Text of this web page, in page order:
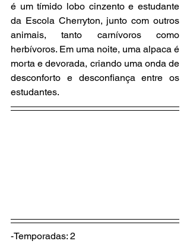
é um tímido lobo cinzento e estudante
da Escola Cherryton, junto com outros
animais, tanto carnívoros como
herbívoros. Em uma noite, uma alpaca é
morta e devorada, criando uma onda de
desconforto e desconfiança entre os
estudantes.
-Temporadas: 2